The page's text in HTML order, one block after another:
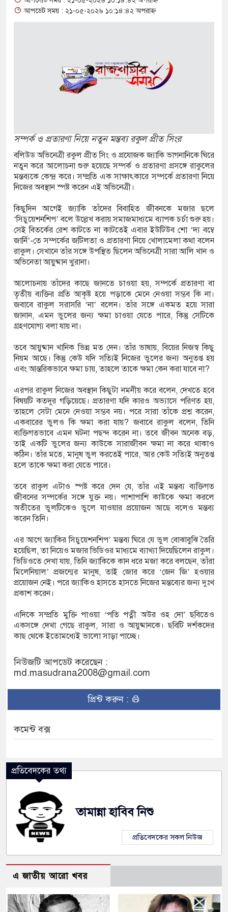
বোতল স্ক্যাফসহ নারী মাদক কারবারি গ্রেপ্তার
দিনব্যাপী উদ্যোক্তা মেলা সমাপ্ত
সবুজ ও নিরাপদ নগরী হিসেবে গড়ে তুলতে
জুলাই গণঅভ্যুত্থান সম্পর্কিত বিজয় মিছিল
প্রদান
অভিযানে মাদক কারবারী গ্রেপ্তার, ৬
উচ্ছেদ বন্ধের দাবিতে রাজশাহীতে মানববন্ধন
নন রাবি শিক্ষক, সংবাদ সম্মেলনে ক্ষোভ
মৃত বেড়ে ৯৫, ক্ষতিগ্রস্ত ১১ লাখ মানুষ
আপডেট সময় : ২১-০৫-২০২৬ ১০:১৪:৪২ অপরাহ্ন
সম্পর্ক ও প্রতারণা নিয়ে নতুন মন্তব্য রকুল প্রীত সিংর
বলিউড অভিনেত্রী রকুল প্রীত সিং ও প্রযোজক জ্যাকি ভাগনানিকে ঘিরে
নতুন করে আলোচনা শুরু হয়েছে সম্পর্ক ও প্রতারণা প্রসঙ্গে রাকুলের
মন্তব্যকে কেন্দ্র করে। সম্প্রতি এক সাক্ষাৎকারে সম্পর্কে প্রতারণা নিয়ে
নিজের অবস্থান স্পষ্ট করেন এই অভিনেত্রী।
কিছুদিন আগেই জ্যাকি তাঁদের বিবাহিত জীবনকে মজার ছলে
‘সিচুয়েশনশিপ’ বলে উল্লেখ করায় সমাজমাধ্যমে ব্যাপক চর্চা শুরু হয়।
সেই বিতর্কের রেশ কাটতে না কাটতেই এবার ইউটিউব শো ‘দ্য বম্বে
জার্নি’-তে সম্পর্কের জটিলতা ও প্রতারণা নিয়ে খোলামেলা কথা বলেন
রাকুল। সেখানে তাঁর সঙ্গে উপস্থিত ছিলেন অভিনেত্রী সারা আলি খান ও
অভিনেতা আয়ুষ্মান খুরানা।
আলোচনায় তাঁদের কাছে জানতে চাওয়া হয়, সম্পর্কে প্রতারণা বা
তৃতীয় ব্যক্তির প্রতি আকৃষ্ট হয়ে পড়াকে মেনে নেওয়া সম্ভব কি না।
জবাবে রাকুল সরাসরি ‘না’ বলেন। তাঁর সঙ্গে একমত হয়ে সারা
জানান, এমন ভুলের জন্য ক্ষমা চাওয়া যেতে পারে, কিন্তু সেটিকে
গ্রহণযোগ্য বলা যায় না।
তবে আয়ুষ্মান খানিক ভিন্ন মত দেন। তাঁর ভাষায়, বিয়ের নিজস্ব কিছু
নিয়ম আছে। কিন্তু কেউ যদি সত্যিই নিজের ভুলের জন্য অনুতপ্ত হয়
এবং আন্তরিকভাবে ক্ষমা চায়, তাহলে তাকে ক্ষমা কেন করা যাবে না?
এরপর রাকুল নিজের অবস্থান কিছুটা নমনীয় করে বলেন, দেখতে হবে
বিষয়টি কতদূর গড়িয়েছে। প্রতারণা যদি কারও অভ্যাসে পরিণত হয়,
তাহলে সেটা মেনে নেওয়া সম্ভব নয়। পরে সারা তাঁকে প্রশ্ন করেন,
একবারের ভুলও কি ক্ষমা করা যায়? জবাবে রাকুল বলেন, তিনি
ব্যক্তিগতভাবে এমন ঘটনা পছন্দ করেন না। তবে জীবন অনেক বড়,
তাই একটি ভুলের জন্য কাউকে সারাজীবন ক্ষমা না করে থাকাও
কঠিন। তাঁর মতে, মানুষ ভুল করতেই পারে, আর কেউ সত্যিই অনুতপ্ত
হলে তাকে ক্ষমা করা যেতে পারে।
তবে রাকুল এটাও স্পষ্ট করে দেন যে, তাঁর এই মন্তব্য ব্যক্তিগত
জীবনের সম্পর্কের সঙ্গে যুক্ত নয়। পাশাপাশি কাউকে ক্ষমা করলে
অতীতের ভুলটিকেও ভুলে যাওয়ার প্রয়োজন আছে বলেও মন্তব্য
করেন তিনি।
এর আগে জ্যাকির সিচুয়েশনশিপ’ মন্তব্য ঘিরে যে ভুল বোঝাবুঝি তৈরি
হয়েছিল, তা নিয়েও মজার ভিডিওর মাধ্যমে ব্যাখ্যা দিয়েছিলেন রাকুল।
ভিডিওতে দেখা যায়, তিনি জ্যাকিকে কান ধরে মজা করে বলছেন, তাঁরা
মিলেনিয়াল’ প্রজন্মের মানুষ, তাই জোর করে ‘জেন জি’ হওয়ার
প্রয়োজন নেই। পরে জ্যাকিও হাসতে হাসতে নিজের মন্তব্যের জন্য দুঃখ
প্রকাশ করেন।
এদিকে সম্প্রতি মুক্তি পাওয়া ‘পতি পত্নী অউর ওহ দো’ ছবিতেও
একসঙ্গে দেখা গেছে রাকুল, সারা ও আয়ুষ্মানকে। ছবিটি দর্শকদের
কাছ থেকে ইতোমধ্যেই ভালো সাড়া পাচ্ছে।
নিউজটি আপডেট করেছেন :
md.masudrana2008@gmail.com
প্রিন্ট করুন :
কমেন্ট বক্স
প্রতিবেদকের তথ্য
তামান্না হাবিব নিশু
প্রতিবেদকের সকল নিউজ
এ জাতীয় আরো খবর